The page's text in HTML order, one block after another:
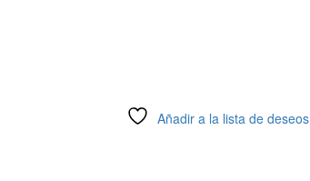
Añadir a la lista de deseos